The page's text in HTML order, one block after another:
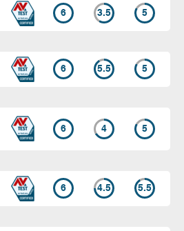
6 3.5 5
6 5.5 5
6 4 5
6 4.5 5.5